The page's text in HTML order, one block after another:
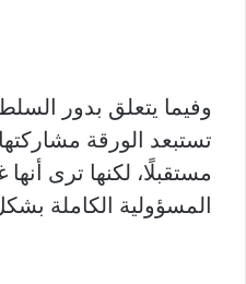
وفيما يتعلق بدور
تستبعد الورقة
مستقبلًا، لكنها ترى
المسؤولية الكاملة